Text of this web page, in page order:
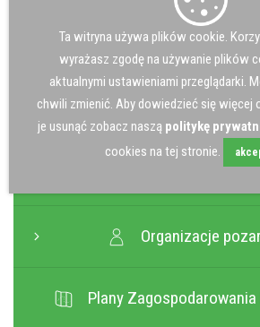
Jakość
Gospodarka
Organizacje
Plany
Ta witryna używa plików cookie.
wyrażasz zgodę na używanie plików
aktualnymi ustawieniami przeglądarki.
chwili zmienić. Aby dowiedzieć się więcej
je usunąć zobacz naszą politykę
cookies na tej stronie.